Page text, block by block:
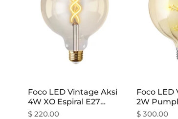
Foco LED Vintage Aksi
4W XO Espiral E27
Dimeable Luz Cálida
$ 220.00
Foco LED
2W
Dimeable
$ 300.00